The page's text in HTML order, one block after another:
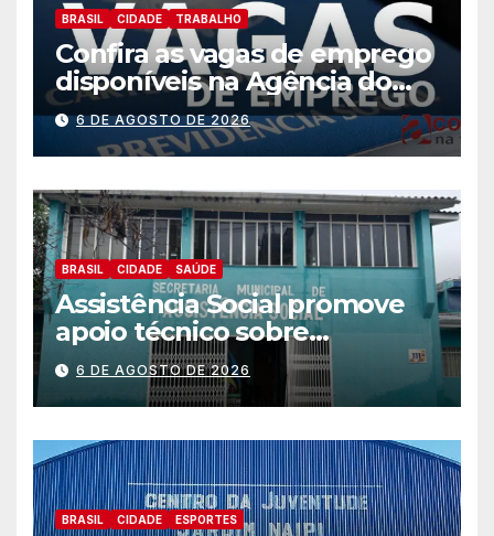
BRASIL CIDADE TRABALHO
Confira as vagas de emprego
disponíveis na Agência do
Trabalhador
6 DE AGOSTO DE 2026
BRASIL CIDADE SAÚDE
Assistência Social promove
apoio técnico sobre
preparação e resposta a
situações de emergência e
calamidade pública
6 DE AGOSTO DE 2026
BRASIL CIDADE ESPORTES